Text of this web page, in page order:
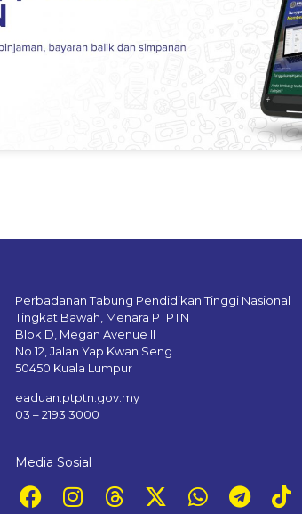
Perbadanan Tabung Pendidikan Tinggi Nasional
Tingkat Bawah, Menara PTPTN
Blok D, Megan Avenue II
No.12, Jalan Yap Kwan Seng
50450 Kuala Lumpur
eaduan.ptptn.gov.my
03 – 2193 3000
Media Sosial